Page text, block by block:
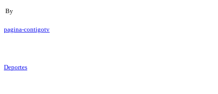
By
pagina-contigotv
Deportes